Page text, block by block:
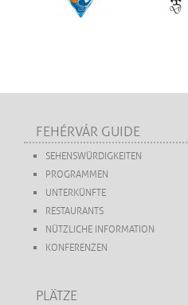
FEHÉRVÁR GUIDE
SEHENSWÜRDIGKEITEN
PROGRAMMEN
UNTERKÜNFTE
RESTAURANTS
NÜTZLICHE INFORMATION
KONFERENZEN
PLÄTZE